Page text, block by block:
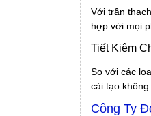
Với trần
hợp với mọi
Tiết Kiệm
So với các
cải tạo không
Công Ty